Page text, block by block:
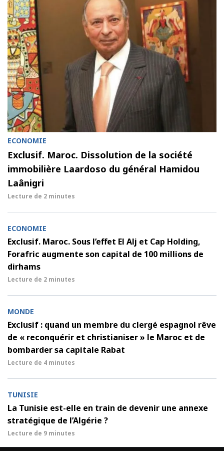
ECONOMIE
Exclusif. Maroc. Dissolution de la société
immobilière Laardoso du général Hamidou
Laânigri
Lecture de 2 minutes
ECONOMIE
Exclusif. Maroc. Sous l’effet El Alj et Cap Holding,
Forafric augmente son capital de 100 millions de
dirhams
Lecture de 2 minutes
MONDE
Exclusif : quand un membre du clergé espagnol rêve
de « reconquérir et christianiser » le Maroc et de
bombarder sa capitale Rabat
Lecture de 4 minutes
TUNISIE
La Tunisie est-elle en train de devenir une annexe
stratégique de l’Algérie ?
Lecture de 9 minutes